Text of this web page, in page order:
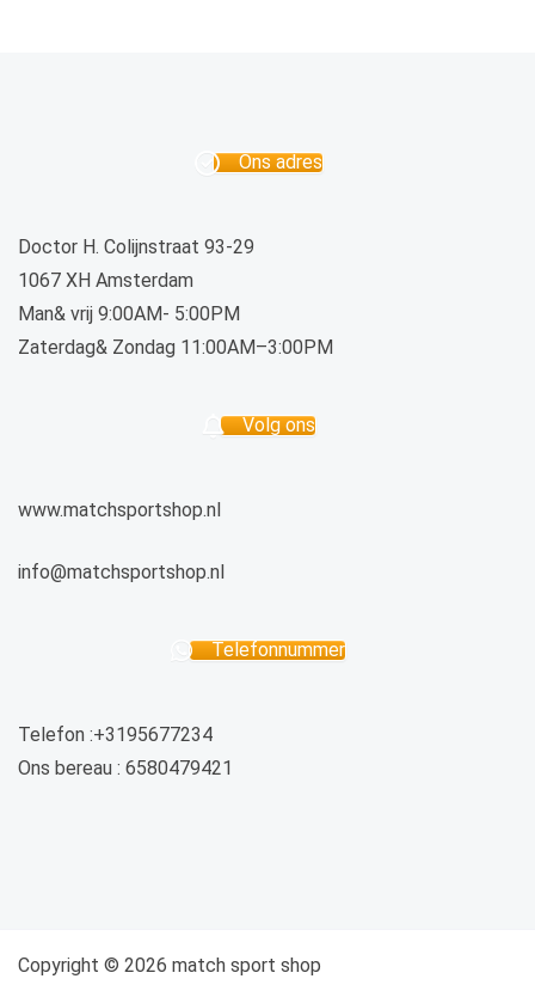
Ons adres
Doctor H. Colijnstraat 93-29
1067 XH Amsterdam
Man& vrij 9:00AM- 5:00PM
Zaterdag& Zondag 11:00AM–3:00PM
Volg ons
www.matchsportshop.nl
info@matchsportshop.nl
Telefonnummer
Telefon :+3195677234
Ons bereau : 6580479421
Copyright © 2026 match sport shop